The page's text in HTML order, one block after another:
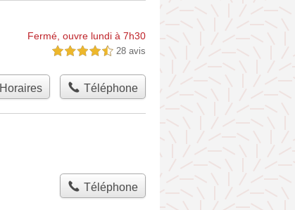
Fermé, ouvre lundi à 7h30
4,5 étoiles sur 5 28 avis
Horaires Téléphone
Téléphone